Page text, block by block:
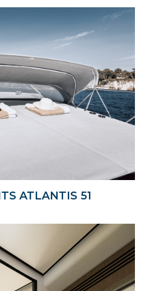
ATLANTIS 51